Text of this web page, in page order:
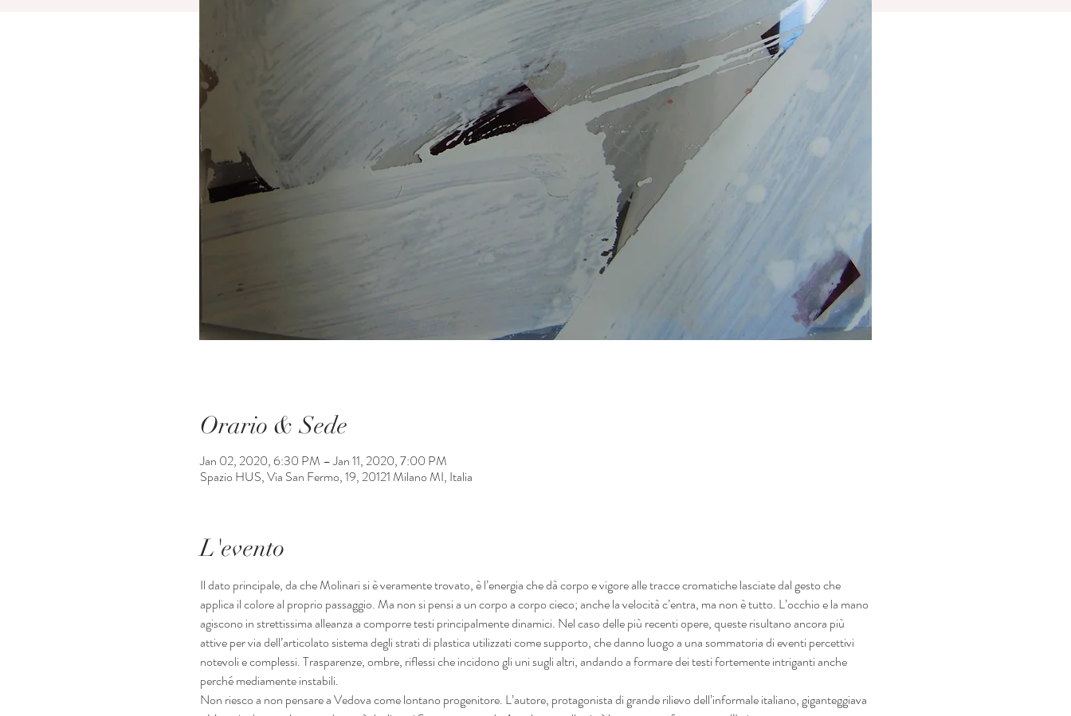
Orario & Sede
Jan 02, 2020, 6:30 PM – Jan 11, 2020, 7:00 PM
Spazio HUS, Via San Fermo, 19, 20121 Milano MI, Italia
L'evento
Il dato principale, da che Molinari si è veramente trovato, è l’energia che dà corpo e vigore alle tracce cromatiche lasciate dal gesto che
applica il colore al proprio passaggio. Ma non si pensi a un corpo a corpo cieco; anche la velocità c’entra, ma non è tutto. L’occhio e la mano
agiscono in strettissima alleanza a comporre testi principalmente dinamici. Nel caso delle più recenti opere, queste risultano ancora più
attive per via dell’articolato sistema degli strati di plastica utilizzati come supporto, che danno luogo a una sommatoria di eventi percettivi
notevoli e complessi. Trasparenze, ombre, riflessi che incidono gli uni sugli altri, andando a formare dei testi fortemente intriganti anche
perché mediamente instabili.
Non riesco a non pensare a Vedova come lontano progenitore. L’autore, protagonista di grande rilievo dell’informale italiano, giganteggiava